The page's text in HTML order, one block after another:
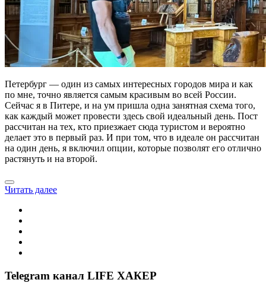
Петербург — один из самых интересных городов мира и как
по мне, точно является самым красивым во всей России.
Сейчас я в Питере, и на ум пришла одна занятная схема того,
как каждый может провести здесь свой идеальный день. Пост
рассчитан на тех, кто приезжает сюда туристом и вероятно
делает это в первый раз. И при том, что в идеале он рассчитан
на один день, я включил опции, которые позволят его отлично
растянуть и на второй.
Читать далее
Telegram канал LIFE ХАКЕР